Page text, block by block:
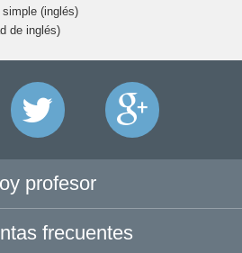
(inglés)
de inglés)
profesor
frecuentes